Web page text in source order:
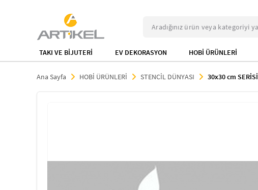
TAKI VE BİJUTERİ EV DEKORASYON HOBİ ÜRÜNLERİ
Ana Sayfa HOBİ ÜRÜNLERİ STENCİL DÜNYASI 30x30 cm SERİSİ